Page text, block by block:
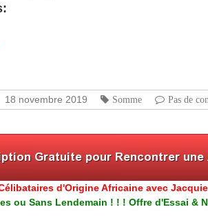
18 novembre 2019 Somme Pas de
d'Origine Africaine avec
ou Sans Lendemain ! ! ! Offre d'Essai &